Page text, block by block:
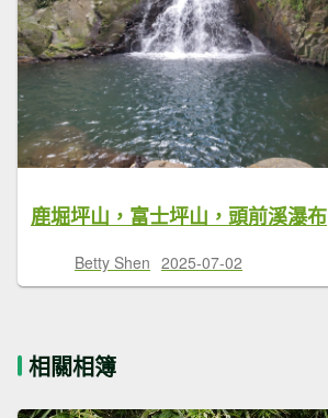
鹿堀坪山，富士坪山，頭前溪瀑布
Betty Shen 2025-07-02
相關相簿